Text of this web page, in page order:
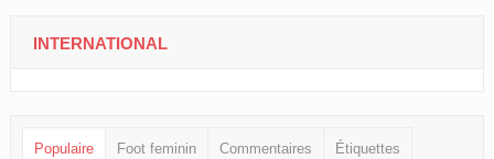
INTERNATIONAL
Populaire Foot feminin Commentaires Étiquettes